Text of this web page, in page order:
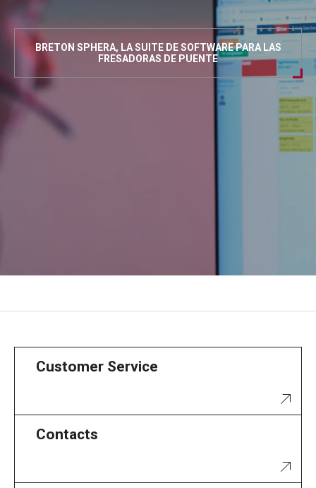
BRETON SPHERA, LA SUITE DE SOFTWARE PARA LAS
FRESADORAS DE PUENTE
Customer Service
Contacts